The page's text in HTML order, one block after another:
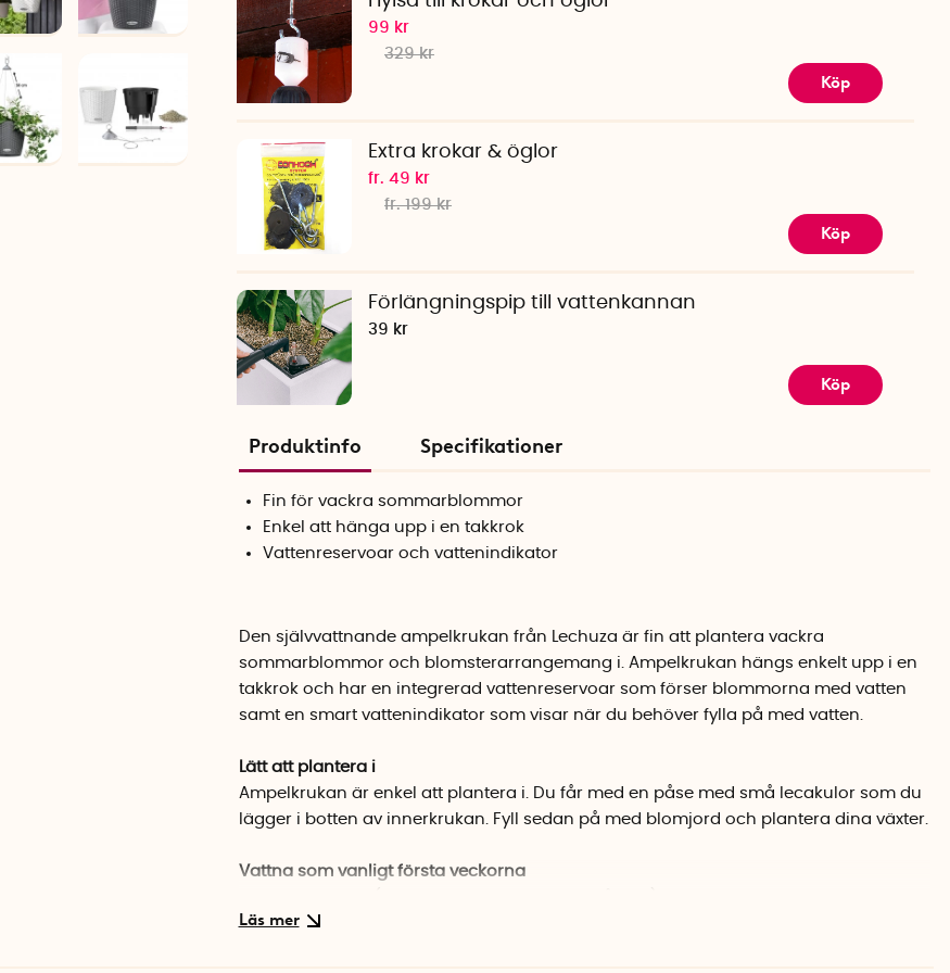
99 kr
329 kr
Köp
Extra krokar & öglor
fr. 49 kr
fr. 199 kr
Köp
Förlängningspip till vattenkannan
39 kr
Köp
Produktinfo Specifikationer
Fin för vackra sommarblommor
Enkel att hänga upp i en takkrok
Vattenreservoar och vattenindikator
Den självvattnande ampelkrukan från Lechuza är fin att plantera vackra
sommarblommor och blomsterarrangemang i. Ampelkrukan hängs enkelt upp i en
takkrok och har en integrerad vattenreservoar som förser blommorna med vatten
samt en smart vattenindikator som visar när du behöver fylla på med vatten.
Lätt att plantera i
Ampelkrukan är enkel att plantera i. Du får med en påse med små lecakulor som du
lägger i botten av innerkrukan. Fyll sedan på med blomjord och plantera dina växter.
Vattna som vanligt första veckorna
som vanligt. Du kan då och då lyfta upp innerkrukan och kontrollera hur långt ner